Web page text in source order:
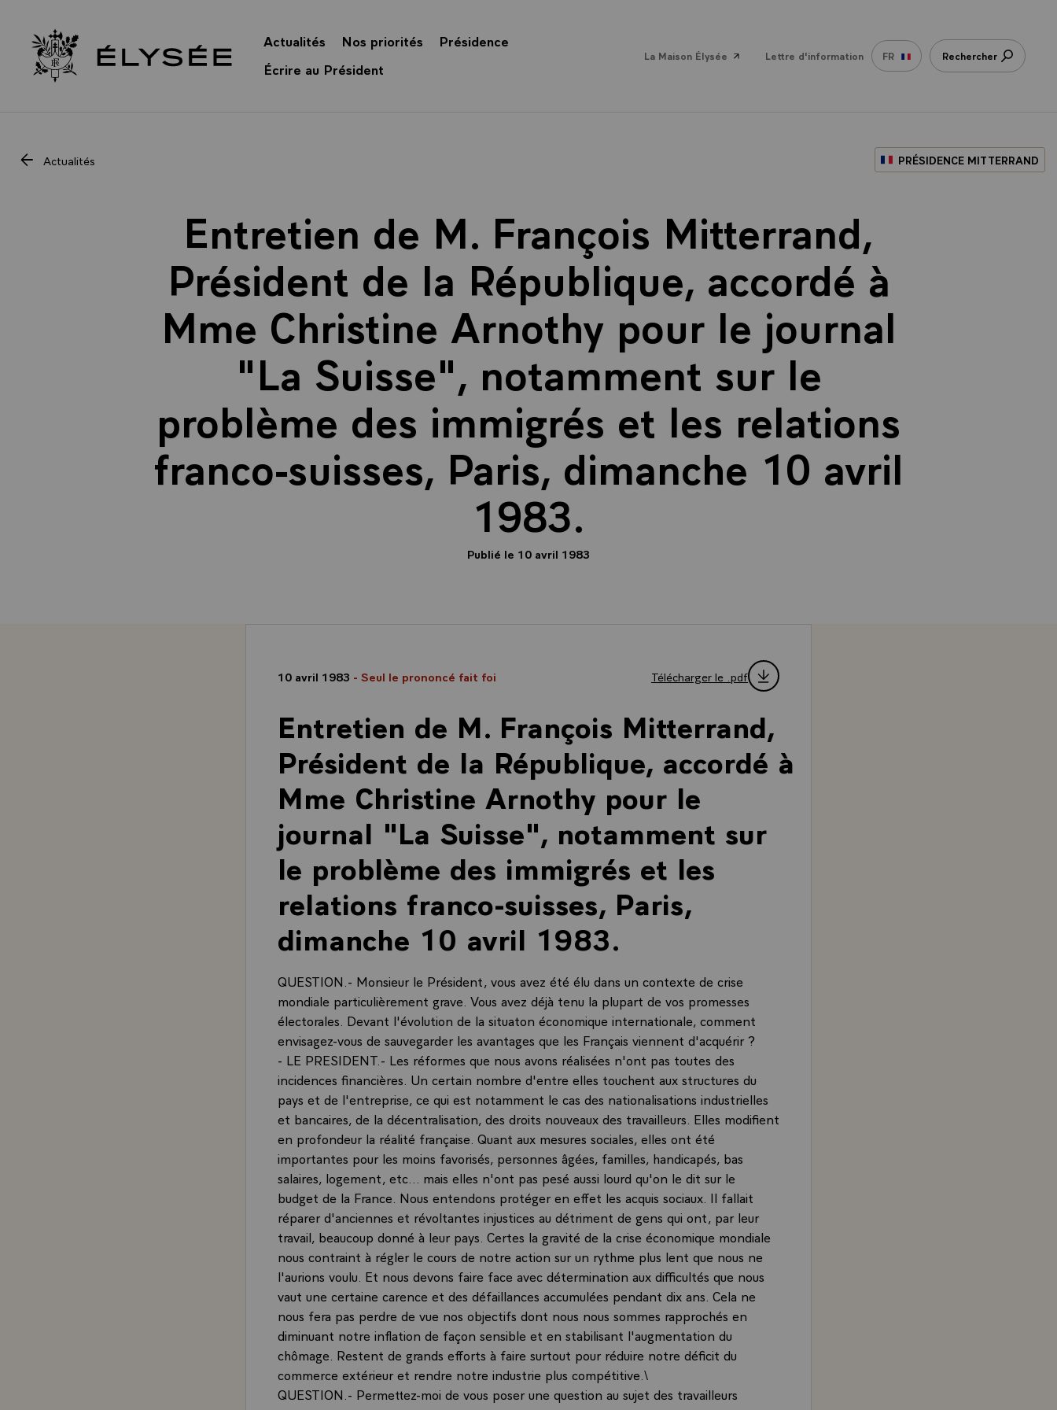
Retour à l’accueil Élysée
Actualités Nos priorités
Présidence
Écrire au Président
La Maison Élysée Lettre d'information FR Rechercher
Actualités PRÉSIDENCE MITTERRAND
Entretien de M. François Mitterrand,
Président de la République, accordé à
Mme Christine Arnothy pour le journal
"La Suisse", notamment sur le
problème des immigrés et les relations
franco-suisses, Paris, dimanche 10 avril
1983.
Publié le 10 avril 1983
10 avril 1983 - Seul le prononcé fait foi Télécharger le .pdf
Entretien de M. François Mitterrand,
Président de la République, accordé à
Mme Christine Arnothy pour le
journal "La Suisse", notamment sur
le problème des immigrés et les
relations franco-suisses, Paris,
dimanche 10 avril 1983.
QUESTION.- Monsieur le Président, vous avez été élu dans un contexte de crise
mondiale particulièrement grave. Vous avez déjà tenu la plupart de vos promesses
électorales. Devant l'évolution de la situaton économique internationale, comment
envisagez-vous de sauvegarder les avantages que les Français viennent d'acquérir ?
- LE PRESIDENT.- Les réformes que nous avons réalisées n'ont pas toutes des
incidences financières. Un certain nombre d'entre elles touchent aux structures du
pays et de l'entreprise, ce qui est notamment le cas des nationalisations industrielles
et bancaires, de la décentralisation, des droits nouveaux des travailleurs. Elles modifient
en profondeur la réalité française. Quant aux mesures sociales, elles ont été
importantes pour les moins favorisés, personnes âgées, familles, handicapés, bas
salaires, logement, etc... mais elles n'ont pas pesé aussi lourd qu'on le dit sur le
budget de la France. Nous entendons protéger en effet les acquis sociaux. Il fallait
réparer d'anciennes et révoltantes injustices au détriment de gens qui ont, par leur
travail, beaucoup donné à leur pays. Certes la gravité de la crise économique mondiale
nous contraint à régler le cours de notre action sur un rythme plus lent que nous ne
l'aurions voulu. Et nous devons faire face avec détermination aux difficultés que nous
vaut une certaine carence et des défaillances accumulées pendant dix ans. Cela ne
nous fera pas perdre de vue nos objectifs dont nous nous sommes rapprochés en
diminuant notre inflation de façon sensible et en stabilisant l'augmentation du
chômage. Restent de grands efforts à faire surtout pour réduire notre déficit du
commerce extérieur et rendre notre industrie plus compétitive.\
QUESTION.- Permettez-moi de vous poser une question au sujet des travailleurs